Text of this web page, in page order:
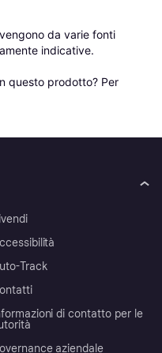
da varie fonti
indicative.
questo prodotto? Per
Track
di contatto per le
aziendale